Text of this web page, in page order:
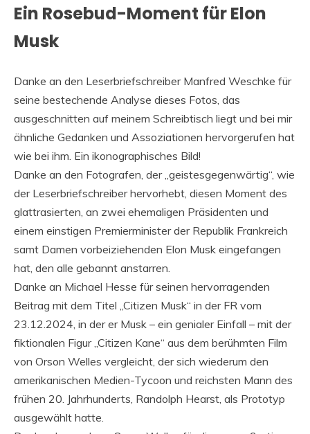
Ein Rosebud-Moment für Elon
Musk
Danke an den Leserbriefschreiber Manfred Weschke für
seine bestechende Analyse dieses Fotos, das
ausgeschnitten auf meinem Schreibtisch liegt und bei mir
ähnliche Gedanken und Assoziationen hervorgerufen hat
wie bei ihm. Ein ikonographisches Bild!
Danke an den Fotografen, der „geistesgegenwärtig“, wie
der Leserbriefschreiber hervorhebt, diesen Moment des
glattrasierten, an zwei ehemaligen Präsidenten und
einem einstigen Premierminister der Republik Frankreich
samt Damen vorbeiziehenden Elon Musk eingefangen
hat, den alle gebannt anstarren.
Danke an Michael Hesse für seinen hervorragenden
Beitrag mit dem Titel „Citizen Musk“ in der FR vom
23.12.2024, in der er Musk – ein genialer Einfall – mit der
fiktionalen Figur „Citizen Kane“ aus dem berühmten Film
von Orson Welles vergleicht, der sich wiederum den
amerikanischen Medien-Tycoon und reichsten Mann des
frühen 20. Jahrhunderts, Randolph Hearst, als Prototyp
ausgewählt hatte.